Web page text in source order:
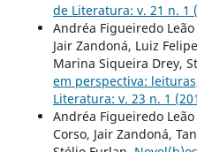
de Literatura: v. 21 n. 1
Andréa Figueiredo
Jair Zandoná, Luiz
Marina Siqueira Drey,
em perspectiva:
Literatura: v. 23 n. 1
Andréa Figueiredo
Corso, Jair Zandoná,